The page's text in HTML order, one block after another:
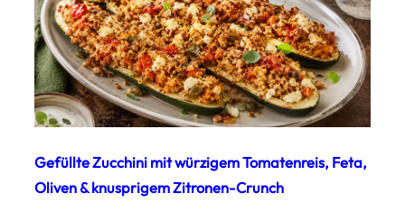
Gefüllte Zucchini mit würzigem Tomatenreis, Feta,
Oliven & knusprigem Zitronen-Crunch